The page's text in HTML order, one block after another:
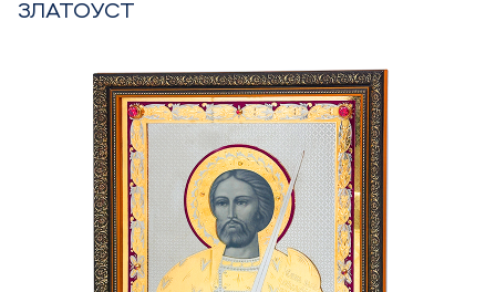
ЗЛАТОУСТ